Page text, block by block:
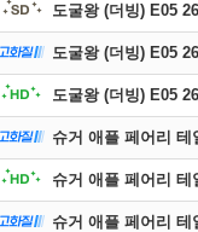
도굴왕 (더빙) E05
도굴왕 (더빙) E05
도굴왕 (더빙) E05
슈거 애플 페어리 테
슈거 애플 페어리 테
슈거 애플 페어리 테